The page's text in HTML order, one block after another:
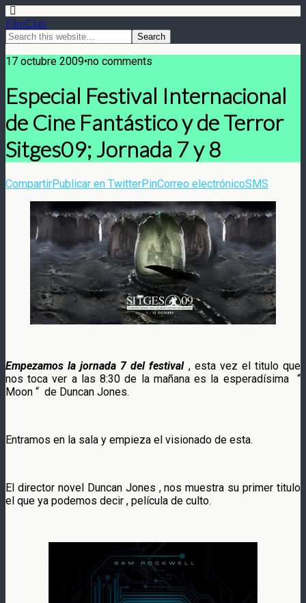
FilmClub
17 octubre 2009•no comments
Especial Festival Internacional
de Cine Fantástico y de Terror
Sitges09; Jornada 7 y 8
CompartirPublicar en TwitterPinCorreo electrónicoSMS
Empezamos la jornada 7 del festival, esta vez el titulo que
nos toca ver a las 8:30 de la mañana es la esperadísima “
Moon “ de Duncan Jones.
Entramos en la sala y empieza el visionado de esta.
El director novel Duncan Jones , nos muestra su primer titulo
el que ya podemos decir , película de culto.